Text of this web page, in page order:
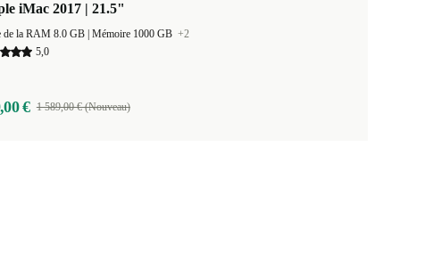
iMac 2017 | 21.5"
Mémoire 1000 GB +2
5,0
€ 1 589,00 € (Nouveau)